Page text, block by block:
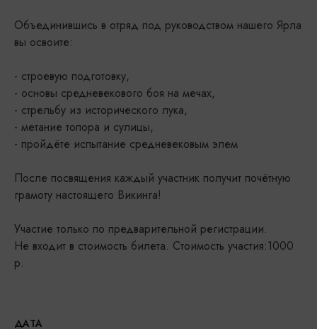
Объединившись в отряд под руководством нашего Ярла
вы освоите:
- строевую подготовку,
- основы средневекового боя на мечах,
- стрельбу из исторического лука,
- метание топора и сулицы,
- пройдёте испытание средневековым элем
После посвящения каждый участник получит почётную
грамоту настоящего Викинга!
Участие только по предварительной регистрации.
Не входит в стоимость билета. Стоимость участия:1000
р.
ДАТА